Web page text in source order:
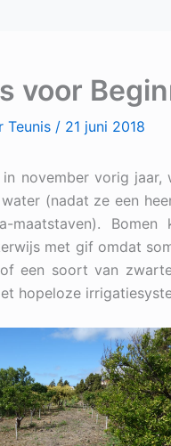
voor
Teunis / 21 juni 2018
november vorig
(nadat ze een
maatstaven).
met gif omdat
een soort van
hopeloze